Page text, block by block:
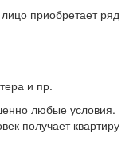
приобретает ряд
и пр.
любые условия.
получает квартиру